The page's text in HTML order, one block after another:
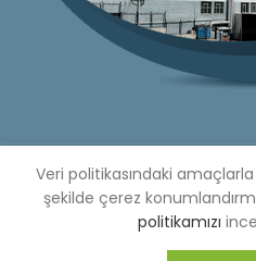
Copyright © 2020 Çetinkaya
Bizi Sosyal Medya
Web
Veri politikasındaki
şekilde çerez
politikamızı